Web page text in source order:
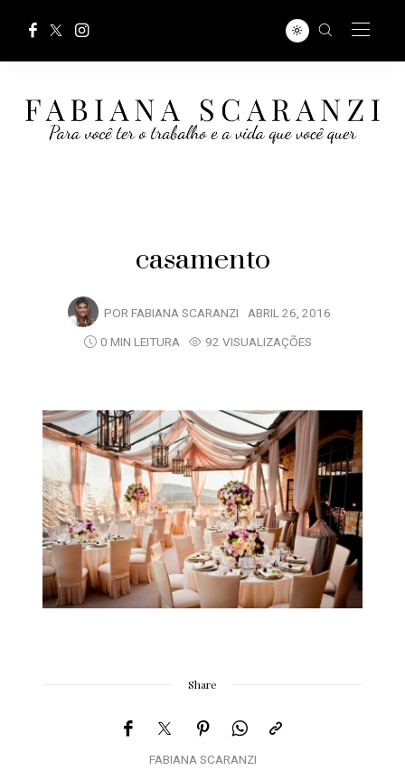
casamento
POR FABIANA SCARANZI ABRIL 26, 2016
0 MIN LEITURA
92 VISUALIZAÇÕES
Share
FABIANA SCARANZI